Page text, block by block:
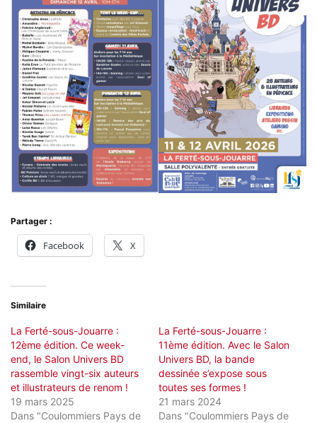
Partager :
Facebook X
Similaire
La Ferté-sous-Jouarre :
12ème édition. Ce week-
end, le Salon Univers BD
rassemble vingt-six auteurs
et illustrateurs de renom !
19 mars 2025
Dans "Coulommiers Pays de
La Ferté-sous-Jouarre :
11ème édition. Avec le Salon
Univers BD, la bande
dessinée s’expose sous
toutes ses formes !
21 mars 2024
Dans "Coulommiers Pays de